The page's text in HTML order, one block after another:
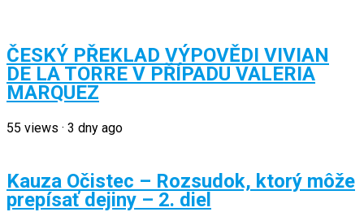
ČESKÝ PŘEKLAD VÝPOVĚDI VIVIAN
DE LA TORRE V PŘÍPADU VALERIA
MARQUEZ
55 views · 3 dny ago
Kauza Očistec – Rozsudok, ktorý môže
prepísať dejiny – 2. diel